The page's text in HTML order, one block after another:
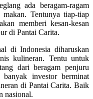
ada beragam-ragam
Tentunya tiap-tiap
memberi kesan-kesan
di Pantai Carita.
di Indonesia diharuskan
kulineran. Tentu untuk
dari beragam penjuru
investor berminat
di Pantai Carita. Baik
nasional.